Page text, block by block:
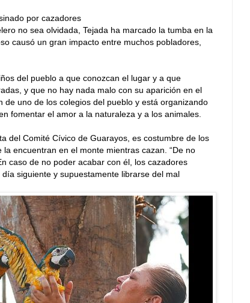
por cazadores
no sea olvidada, Tejada ha marcado la tumba en la
causó un gran impacto entre muchos pobladores,
del pueblo a que conozcan el lugar y a que
y que no hay nada malo con su aparición en el
de uno de los colegios del pueblo y está organizando
fomentar el amor a la naturaleza y a los animales.
del Comité Cívico de Guarayos, es costumbre de los
encuentran en el monte mientras cazan. “De no
caso de no poder acabar con él, los cazadores
siguiente y supuestamente librarse del mal